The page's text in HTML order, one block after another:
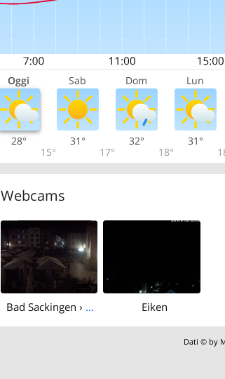
Oggi Sab Dom Lun
28°
15°
31°
17°
32°
18°
31°
Webcams
Bad Sackingen › North-west: Historische Altstadt Bad Säckingen - Münsterplatz - St. Fridolinsmünster Eiken
Dati © by